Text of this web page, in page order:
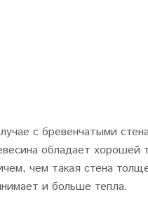
с бревенчатыми
обладает хорошей
чем такая стена
и больше тепла.